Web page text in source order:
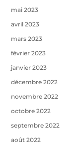
mai 2023
avril 2023
mars 2023
février 2023
janvier 2023
décembre 2022
novembre 2022
octobre 2022
septembre 2022
août 2022